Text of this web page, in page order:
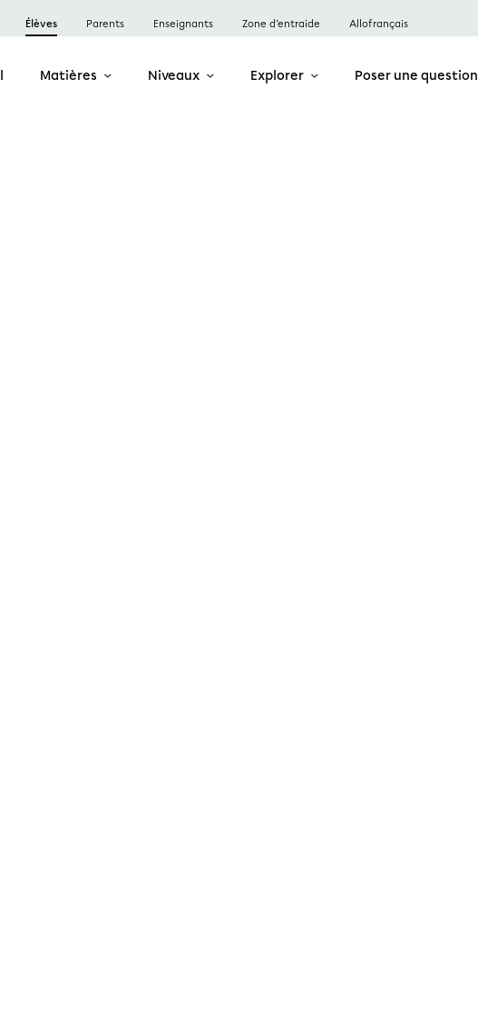
Élèves Parents Enseignants Zone d’entraide Allofrançais
Matières Niveaux Explorer Poser une question